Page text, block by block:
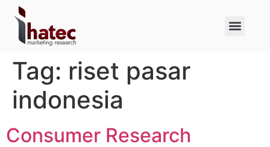
Tag: riset pasar
indonesia
Consumer Research